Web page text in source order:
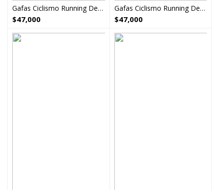
Gafas Ciclismo Running Deportivas ref15
$47,000
Gafas Ciclismo Running Deportivas ref14
$47,000